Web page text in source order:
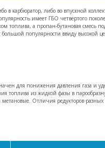
в карбюратор, либо во впускной
имеет ГБО четвертого
топлива, а пропан-бутановая смесь
популярности ввиду высокой
для понижения давления газа и
топлива из жидкой фазы в
Отличия редукторов